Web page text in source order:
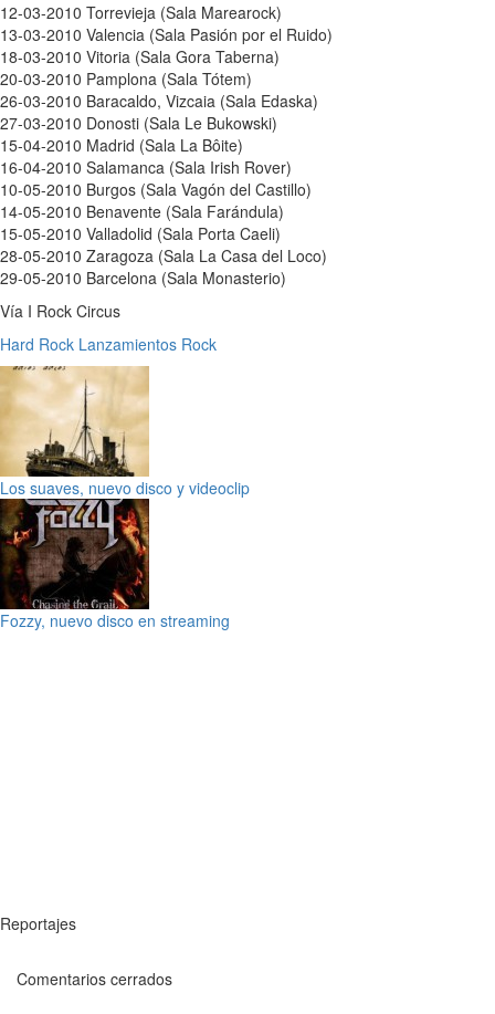
12-03-2010 Torrevieja (Sala Marearock)
13-03-2010 Valencia (Sala Pasión por el Ruido)
18-03-2010 Vitoria (Sala Gora Taberna)
20-03-2010 Pamplona (Sala Tótem)
26-03-2010 Baracaldo, Vizcaia (Sala Edaska)
27-03-2010 Donosti (Sala Le Bukowski)
15-04-2010 Madrid (Sala La Bôite)
16-04-2010 Salamanca (Sala Irish Rover)
10-05-2010 Burgos (Sala Vagón del Castillo)
14-05-2010 Benavente (Sala Farándula)
15-05-2010 Valladolid (Sala Porta Caeli)
28-05-2010 Zaragoza (Sala La Casa del Loco)
29-05-2010 Barcelona (Sala Monasterio)
Vía I Rock Circus
Hard Rock Lanzamientos Rock
Los suaves, nuevo disco y videoclip
Fozzy, nuevo disco en streaming
Reportajes
Comentarios cerrados